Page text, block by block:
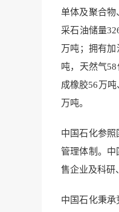
单体及聚合物
采石油储量
万吨；拥有加
吨，天然气
成橡胶56万
万吨。
中国石化参
管理体制。中
售企业及科研
中国石化秉